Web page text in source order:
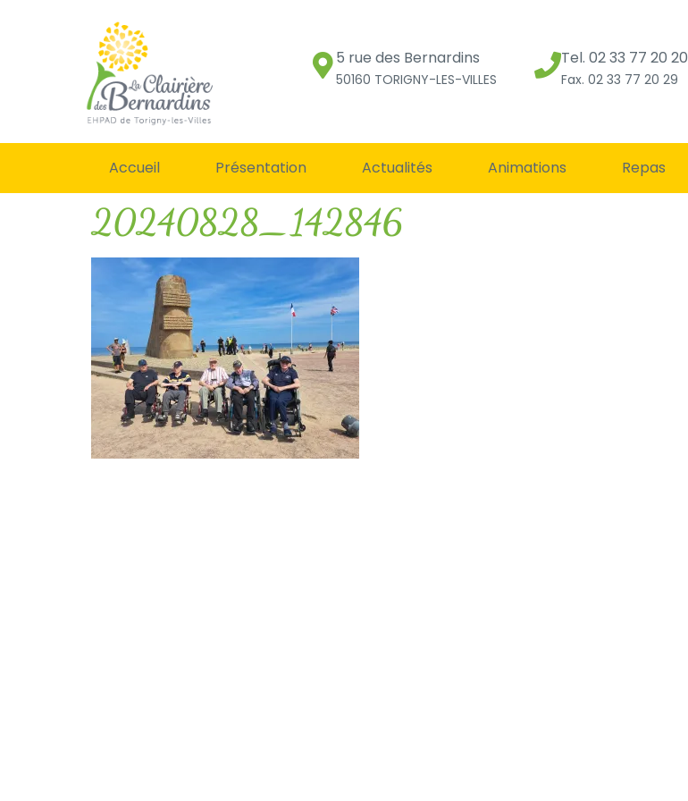
5 rue des Bernardins
50160 TORIGNY-LES-VILLES
Tel. 02 33 77 20 20
Fax. 02 33 77 20 29
Accueil Présentation Actualités Animations Repas
20240828_142846